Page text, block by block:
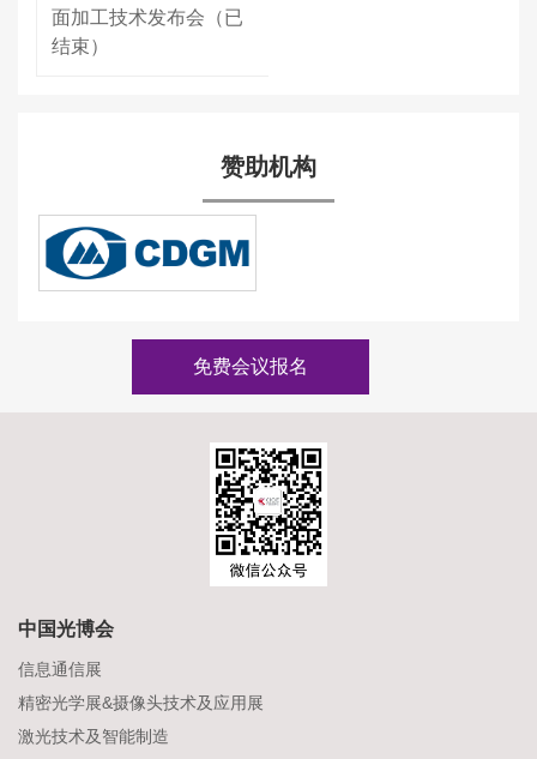
面加工技术发布会（已
结束）
赞助机构
免费会议报名
中国光博会
信息通信展
精密光学展&摄像头技术及应用展
激光技术及智能制造